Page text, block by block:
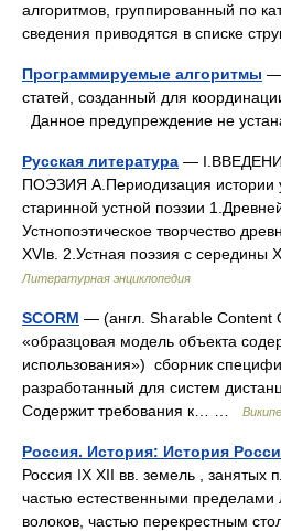
алгоритмов, группированный по
сведения приводятся в списке
Программируемые алгоритмы —
статей, созданный для
Данное предупреждение не
Русская литература —
ПОЭЗИЯ А.Периодизация истории
старинной устной поэзии
Устнопоэтическое творчество
XVIв. 2.Устная поэзия с
Литературная энциклопедия
SCORM — (англ. Sharable Content
«образцовая модель объекта
использования») сборник
разработанный для систем
Содержит требования к… …
Россия. История: История
Россия IX XII вв. земель , занятых
частью естественными
волоков, частью перекрестным